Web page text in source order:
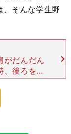
、そんな学生野
がだんだん
、後ろをチ
スにきっち
、前を向